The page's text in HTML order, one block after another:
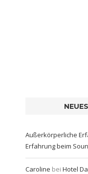
Außerkörperliche
Erfahrung beim
Caroline bei Hotel